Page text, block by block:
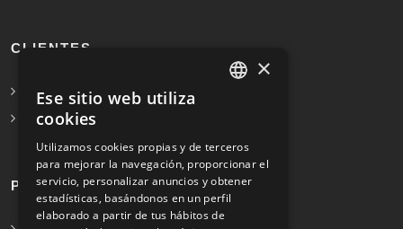
CLIENTES
Solicita Presupuesto Gratis
Preguntas frecuentes
PROFESIONALES
×
Ese sitio web utiliza
cookies
Utilizamos cookies propias y de terceros
para mejorar la navegación, proporcionar el
servicio, personalizar anuncios y obtener
estadísticas, basándonos en un perfil
elaborado a partir de tus hábitos de